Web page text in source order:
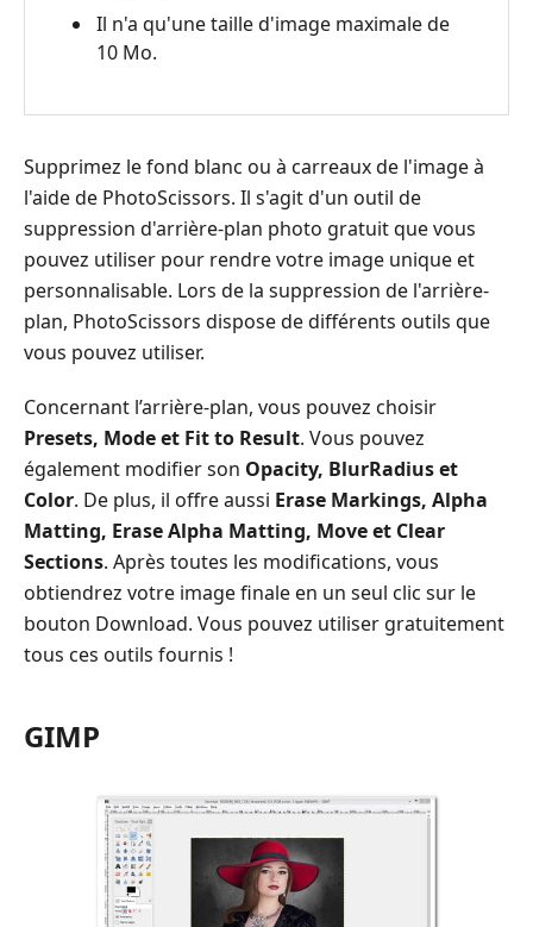
Il n'a qu'une taille d'image maximale de
10 Mo.
Supprimez le fond blanc ou à carreaux de l'image à
l'aide de PhotoScissors. Il s'agit d'un outil de
suppression d'arrière-plan photo gratuit que vous
pouvez utiliser pour rendre votre image unique et
personnalisable. Lors de la suppression de l'arrière-
plan, PhotoScissors dispose de différents outils que
vous pouvez utiliser.
Concernant l’arrière-plan, vous pouvez choisir
Presets, Mode et Fit to Result. Vous pouvez
également modifier son Opacity, BlurRadius et
Color. De plus, il offre aussi Erase Markings, Alpha
Matting, Erase Alpha Matting, Move et Clear
Sections. Après toutes les modifications, vous
obtiendrez votre image finale en un seul clic sur le
bouton Download. Vous pouvez utiliser gratuitement
tous ces outils fournis !
GIMP